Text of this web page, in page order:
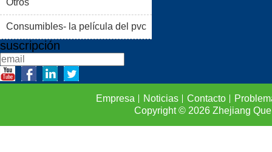
(II)
Otros
Consumibles- la película del pvc
suscripción
Empresa Noticias Contacto
Copyright © 2026Zhejiang